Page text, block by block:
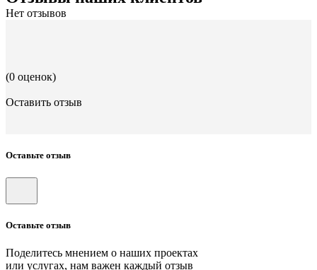
Нет отзывов
(0 оценок)
Оставить отзыв
Оставьте отзыв
Оставьте отзыв
Поделитесь мнением о наших проектах
или услугах, нам важен каждый отзыв